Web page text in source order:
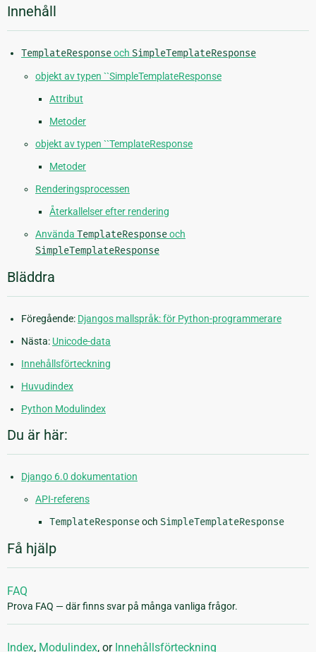
Innehåll
TemplateResponseoch SimpleTemplateResponse
objekt av typen ``SimpleTemplateResponse
Attribut
Metoder
objekt av typen ``TemplateResponse
Metoder
Renderingsprocessen
Återkallelser efter rendering
Använda TemplateResponseoch
SimpleTemplateResponse
Bläddra
Föregående: Djangos mallspråk: för Python-programmerare
Nästa: Unicode-data
Innehållsförteckning
Huvudindex
Python Modulindex
Du är här:
Django 6.0 dokumentation
API-referens
TemplateResponseoch SimpleTemplateResponse
Få hjälp
FAQ
Prova FAQ — där finns svar på många vanliga frågor.
Index, Modulindex, or Innehållsförteckning